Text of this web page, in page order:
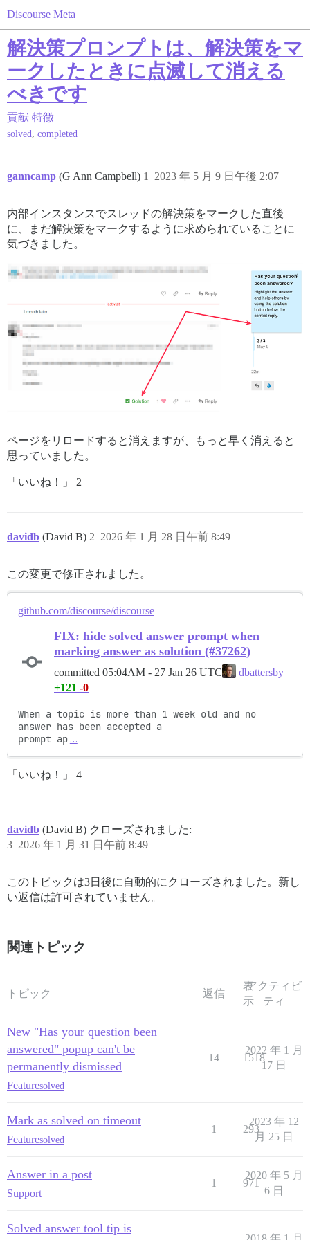
Discourse Meta
解決策プロンプトは、解決策をマ
ークしたときに点滅して消える
べきです
貢献 特徴
solved, completed
ganncamp (G Ann Campbell) 2023 年 5 月 9 日午後 2:07
1
内部インスタンスでスレッドの解決策をマークした直後
に、まだ解決策をマークするように求められていることに
気づきました。
ページをリロードすると消えますが、もっと早く消えると
思っていました。
「いいね！」 2
davidb (David B) 2026 年 1 月 28 日午前 8:49
2
この変更で修正されました。
github.com/discourse/discourse
FIX: hide solved answer prompt when
marking answer as solution (#37262)
committed 05:04AM - 27 Jan 26 UTC
dbattersby
+121 -0
When a topic is more than 1 week old and no
answer has been accepted a
prompt ap …
「いいね！」 4
davidb (David B) クローズされました:
2026 年 1 月 31 日午前 8:49
3
このトピックは3日後に自動的にクローズされました。新し
い返信は許可されていません。
関連トピック
トピック 返信
表
示
アクティビ
ティ
New "Has your question been
answered" popup can't be
permanently dismissed
Featuresolved
14 1518
2022 年 1 月
17 日
Mark as solved on timeout
Featuresolved
1 293
2023 年 12
月 25 日
Answer in a post
Support
1 971
2020 年 5 月
6 日
Solved answer tool tip is